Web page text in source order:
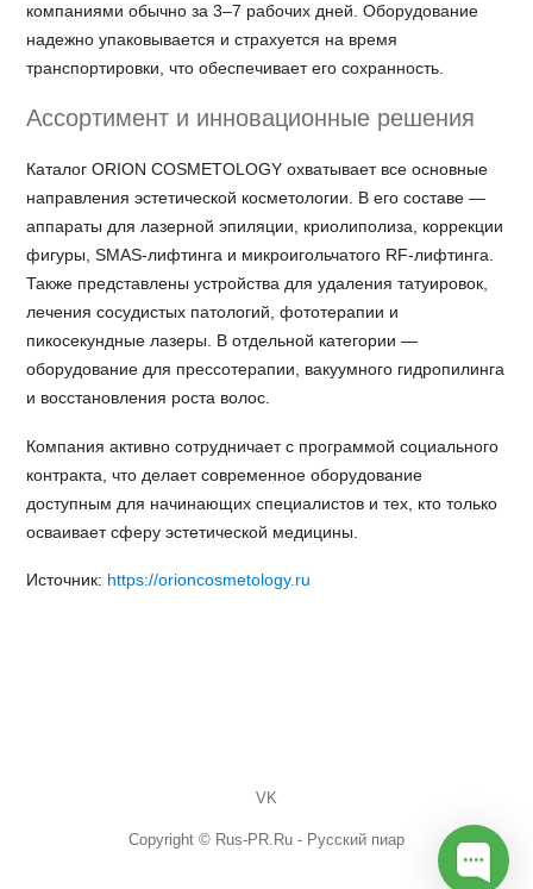
компаниями обычно за 3–7 рабочих дней. Оборудование
надежно упаковывается и страхуется на время
транспортировки, что обеспечивает его сохранность.
Ассортимент и инновационные решения
Каталог ORION COSMETOLOGY охватывает все основные
направления эстетической косметологии. В его составе —
аппараты для лазерной эпиляции, криолиполиза, коррекции
фигуры, SMAS-лифтинга и микроигольчатого RF-лифтинга.
Также представлены устройства для удаления татуировок,
лечения сосудистых патологий, фототерапии и
пикосекундные лазеры. В отдельной категории —
оборудование для прессотерапии, вакуумного гидропилинга
и восстановления роста волос.
Компания активно сотрудничает с программой социального
контракта, что делает современное оборудование
доступным для начинающих специалистов и тех, кто только
осваивает сферу эстетической медицины.
Источник: https://orioncosmetology.ru
VK
Copyright © Rus-PR.Ru - Русский пиар